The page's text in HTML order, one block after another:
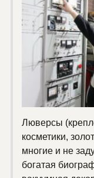
Люверсы
косметики,
многие и не
богатая